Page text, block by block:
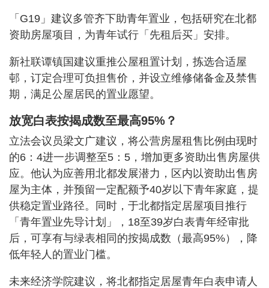
「G19」建议多管齐下助青年置业，包括研究在北都
资助房屋项目，为青年试行「先租后买」安排。
新社联谭镇国建议重推公屋租置计划，拣选合适屋
邨，订定合理可负担售价，并设立维修储备金及禁售
期，满足公屋居民的置业愿望。
放宽白表按揭成数至最高95%？
立法会议员梁文广建议，将公营房屋租售比例由现时
的6：4进一步调整至5：5，增加更多资助出售房屋供
应。他认为应善用北都发展潜力，区内以资助出售房
屋为主体，并预留一定配额予40岁以下青年家庭，提
供稳定置业路径。同时，于北都指定居屋项目推行
「青年置业先导计划」，18至39岁白表青年经审批
后，可享有与绿表相同的按揭成数（最高95%），降
低年轻人的置业门槛。
未来经济学院建议，将北都指定居屋青年白表申请人